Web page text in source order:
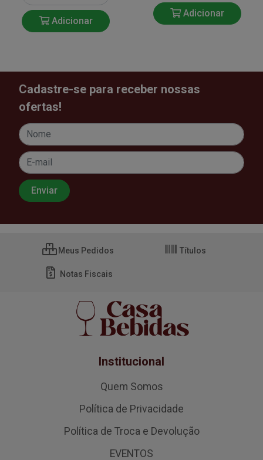
Adicionar
Adicionar
Cadastre-se para receber nossas
ofertas!
Meus Pedidos Títulos
Notas Fiscais
Institucional
Quem Somos
Política de Privacidade
Política de Troca e Devolução
EVENTOS